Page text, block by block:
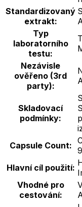
Standardizovaný
extrakt:
Typ
laboratorního
testu:
Nezávisle
ověřeno (3rd
party):
Skladovací
podmínky:
Capsule Count:
Hlavní cíl použití:
Vhodné pro
cestování: